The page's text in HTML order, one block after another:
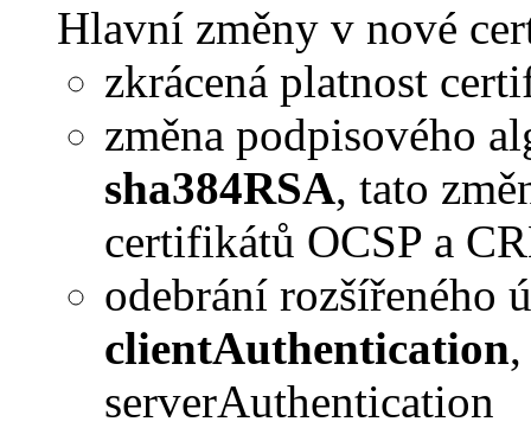
Hlavní změny v nové
zkrácená platnost
změna podpisového
sha384RSA, tato
certifikátů OCSP a
odebrání rozšířeného
clientAuthentication
serverAuthentication